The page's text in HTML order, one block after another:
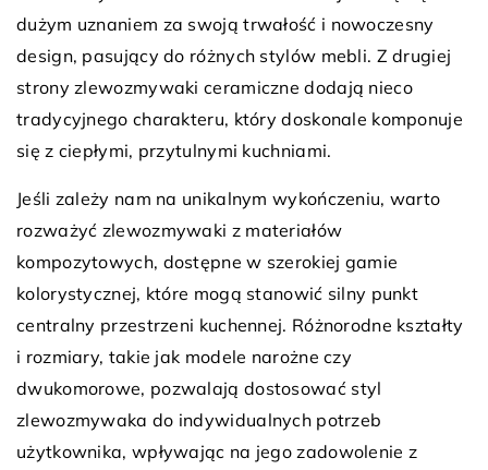
dużym uznaniem za swoją trwałość i nowoczesny
design, pasujący do różnych stylów mebli. Z drugiej
strony zlewozmywaki ceramiczne dodają nieco
tradycyjnego charakteru, który doskonale komponuje
się z ciepłymi, przytulnymi kuchniami.
Jeśli zależy nam na unikalnym wykończeniu, warto
rozważyć zlewozmywaki z materiałów
kompozytowych, dostępne w szerokiej gamie
kolorystycznej, które mogą stanowić silny punkt
centralny przestrzeni kuchennej. Różnorodne kształty
i rozmiary, takie jak modele narożne czy
dwukomorowe, pozwalają dostosować styl
zlewozmywaka do indywidualnych potrzeb
użytkownika, wpływając na jego zadowolenie z